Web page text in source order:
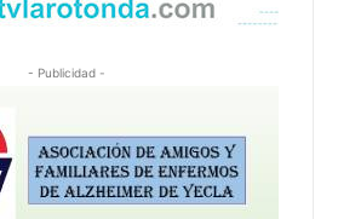
- Publicidad -